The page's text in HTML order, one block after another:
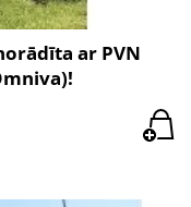
ar PVN